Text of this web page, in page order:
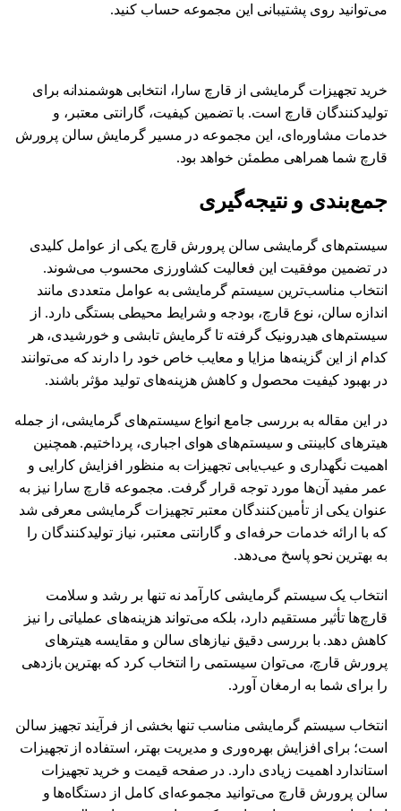
می‌توانید روی پشتیبانی این مجموعه حساب کنید.
خرید تجهیزات گرمایشی از قارچ سارا، انتخابی هوشمندانه برای
تولیدکنندگان قارچ است. با تضمین کیفیت، گارانتی معتبر، و
خدمات مشاوره‌ای، این مجموعه در مسیر گرمایش سالن پرورش
قارچ شما همراهی مطمئن خواهد بود.
جمع‌بندی و نتیجه‌گیری
سیستم‌های گرمایشی سالن پرورش قارچ یکی از عوامل کلیدی
در تضمین موفقیت این فعالیت کشاورزی محسوب می‌شوند.
انتخاب مناسب‌ترین سیستم گرمایشی به عوامل متعددی مانند
اندازه سالن، نوع قارچ، بودجه و شرایط محیطی بستگی دارد. از
سیستم‌های هیدرونیک گرفته تا گرمایش تابشی و خورشیدی، هر
کدام از این گزینه‌ها مزایا و معایب خاص خود را دارند که می‌توانند
در بهبود کیفیت محصول و کاهش هزینه‌های تولید مؤثر باشند.
در این مقاله به بررسی جامع انواع سیستم‌های گرمایشی، از جمله
هیترهای کابینتی و سیستم‌های هوای اجباری، پرداختیم. همچنین
اهمیت نگهداری و عیب‌یابی تجهیزات به منظور افزایش کارایی و
عمر مفید آن‌ها مورد توجه قرار گرفت. مجموعه قارچ سارا نیز به
عنوان یکی از تأمین‌کنندگان معتبر تجهیزات گرمایشی معرفی شد
که با ارائه خدمات حرفه‌ای و گارانتی معتبر، نیاز تولیدکنندگان را
به بهترین نحو پاسخ می‌دهد.
انتخاب یک سیستم گرمایشی کارآمد نه تنها بر رشد و سلامت
قارچ‌ها تأثیر مستقیم دارد، بلکه می‌تواند هزینه‌های عملیاتی را نیز
کاهش دهد. با بررسی دقیق نیازهای سالن و مقایسه هیترهای
پرورش قارچ، می‌توان سیستمی را انتخاب کرد که بهترین بازدهی
را برای شما به ارمغان آورد.
انتخاب سیستم گرمایشی مناسب تنها بخشی از فرآیند تجهیز سالن
است؛ برای افزایش بهره‌وری و مدیریت بهتر، استفاده از تجهیزات
استاندارد اهمیت زیادی دارد. در صفحه قیمت و خرید تجهیزات
سالن پرورش قارچ می‌توانید مجموعه‌ای کامل از دستگاه‌ها و